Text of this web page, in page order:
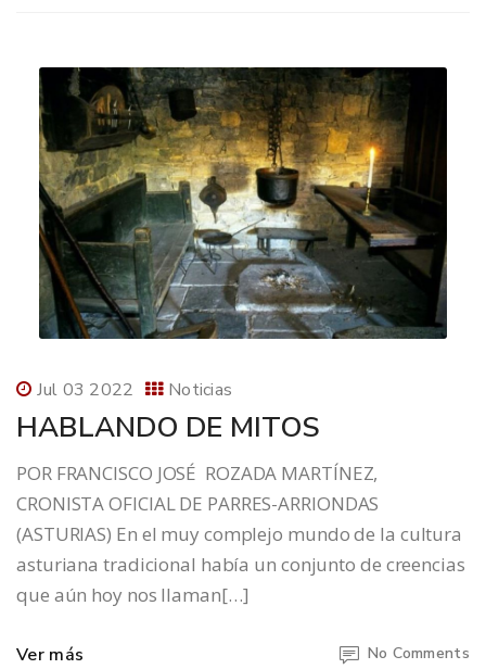
Jul 03 2022 Noticias
HABLANDO DE MITOS
POR FRANCISCO JOSÉ ROZADA MARTÍNEZ,
CRONISTA OFICIAL DE PARRES-ARRIONDAS
(ASTURIAS) En el muy complejo mundo de la cultura
asturiana tradicional había un conjunto de creencias
que aún hoy nos llaman[…]
Ver más No Comments